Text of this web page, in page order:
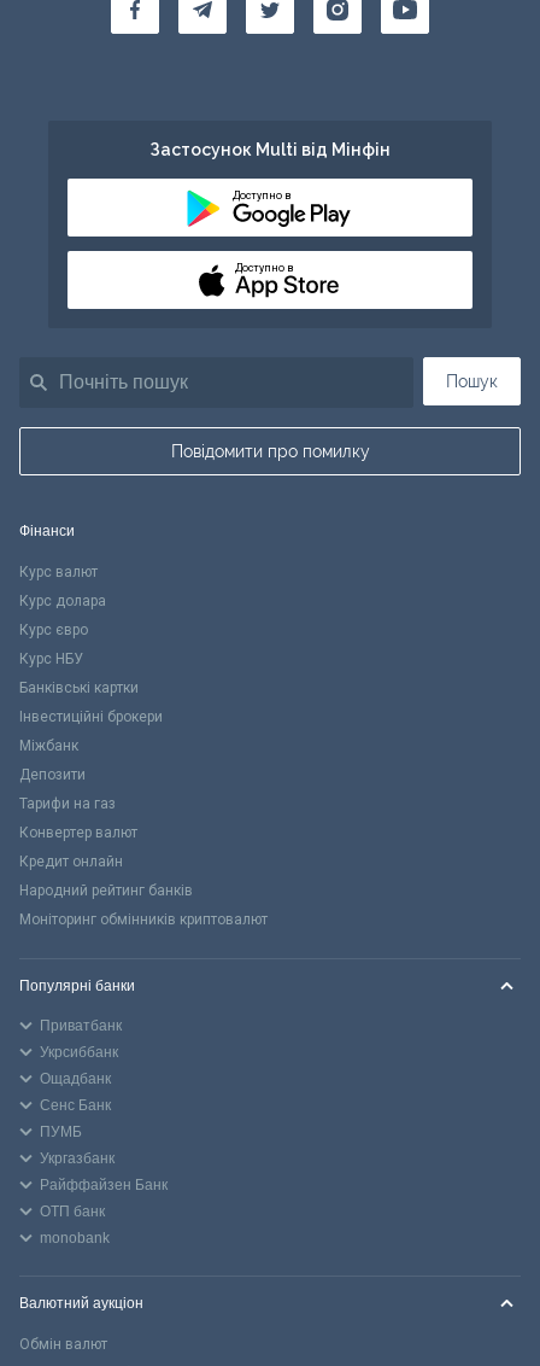
Пошук
Повідомити про помилку
Застосунок Multi від Мінфін
Доступно в
Доступно в
Фінанси
Курс валют
Курс долара
Курс євро
Курс НБУ
Банківські картки
Інвестиційні брокери
Міжбанк
Депозити
Тарифи на газ
Конвертер валют
Кредит онлайн
Народний рейтинг банків
Моніторинг обмінників криптовалют
Популярні банки
Приватбанк
Укрсиббанк
Ощадбанк
Сенс Банк
ПУМБ
Укргазбанк
Райффайзен Банк
ОТП банк
monobank
Валютний аукціон
Обмін валют